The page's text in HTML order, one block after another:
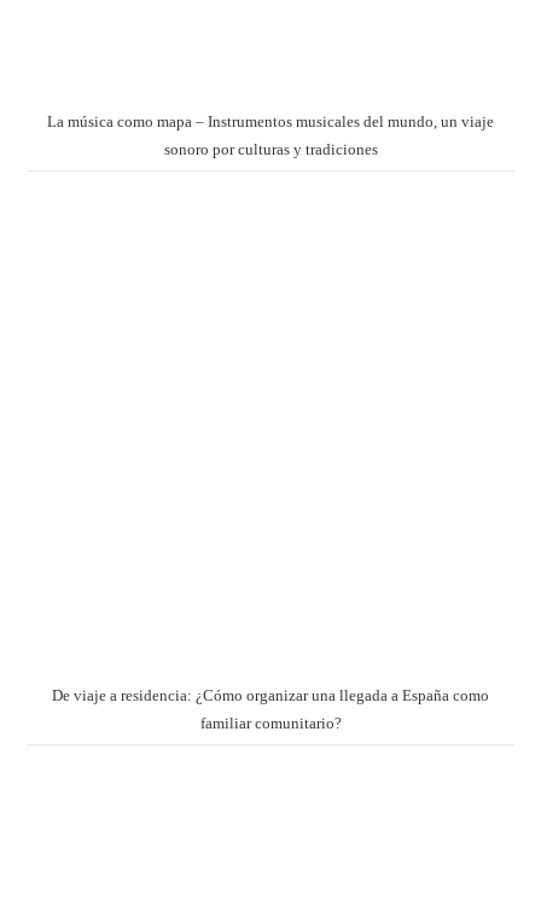
La música como mapa – Instrumentos musicales del mundo, un viaje
sonoro por culturas y tradiciones
De viaje a residencia: ¿Cómo organizar una llegada a España como
familiar comunitario?